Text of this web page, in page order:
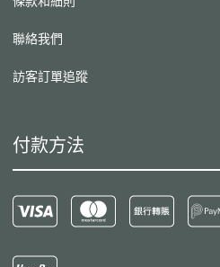
聯絡我們
訪客訂單追蹤
付款方法